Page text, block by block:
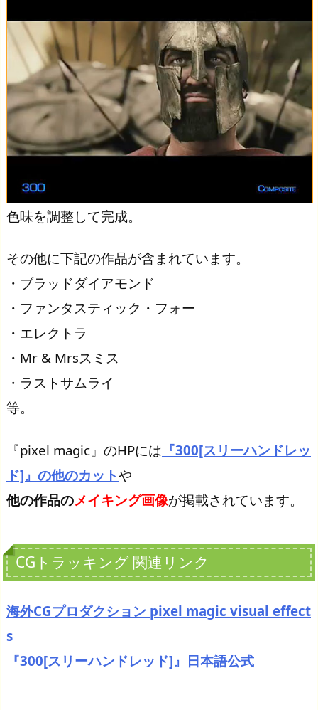
色味を調整して完成。
その他に下記の作品が含まれています。
・ブラッドダイアモンド
・ファンタスティック・フォー
・エレクトラ
・Mr & Mrsスミス
・ラストサムライ
等。
『pixel magic』のHPには 『300[スリーハンドレッ
ド]』の他のカットや
他の作品のメイキング画像が掲載されています。
CGトラッキング 関連リンク
海外CGプロダクション pixel magic visual effect
s
『300[スリーハンドレッド]』日本語公式